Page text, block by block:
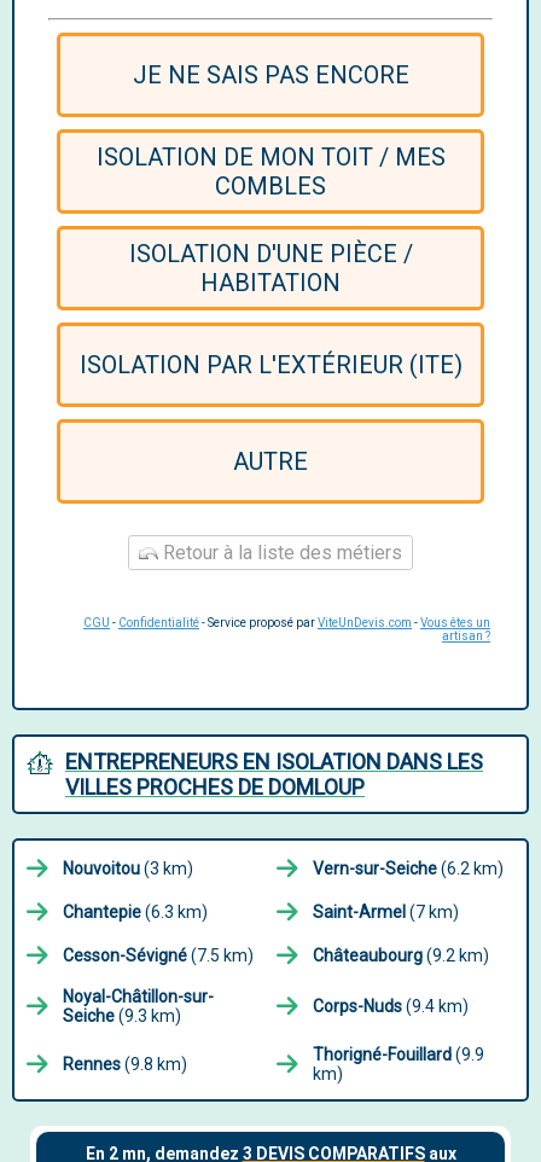
JE NE SAIS PAS ENCORE
ISOLATION DE MON TOIT / MES
COMBLES
ISOLATION D'UNE PIÈCE /
HABITATION
ISOLATION PAR L'EXTÉRIEUR (ITE)
AUTRE
Retour à la liste des métiers
CGU - Confidentialité- Service proposé parViteUnDevis.com -Vous êtes un
artisan ?
ENTREPRENEURS EN ISOLATION DANS LES
VILLES PROCHES DE DOMLOUP
Nouvoitou(3 km) Vern-sur-Seiche(6.2 km)
Chantepie(6.3 km) Saint-Armel (7 km)
Cesson-Sévigné(7.5 km) Châteaubourg(9.2 km)
Noyal-Châtillon-sur-
Seiche(9.3 km) Corps-Nuds(9.4 km)
Rennes(9.8 km) Thorigné-Fouillard(9.9
km)